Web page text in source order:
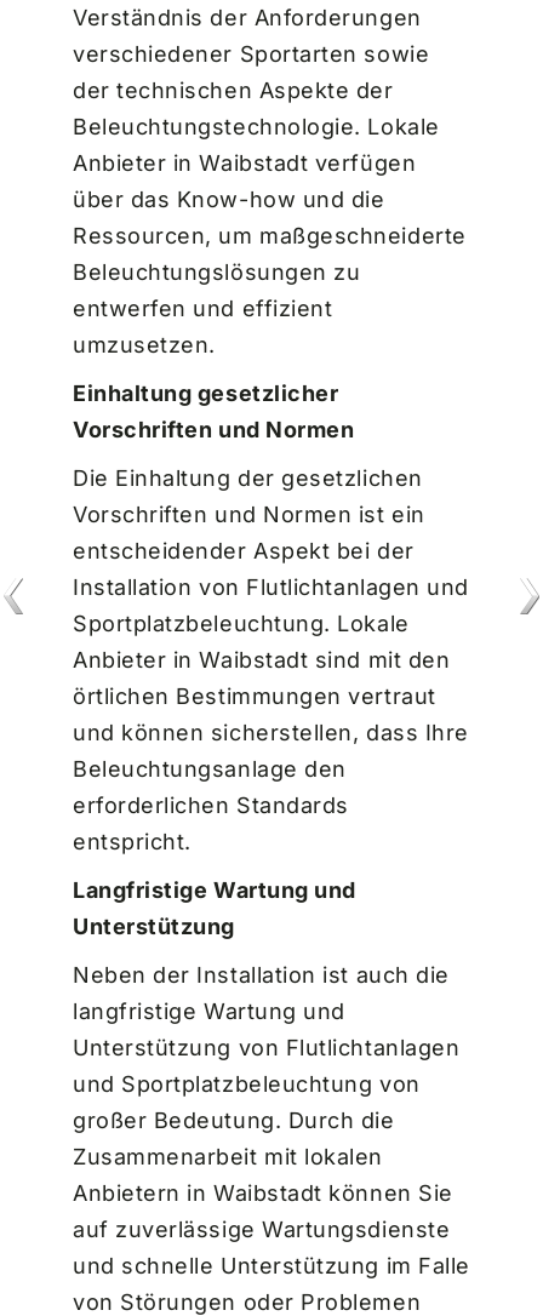
Verständnis der Anforderungen
verschiedener Sportarten sowie
der technischen Aspekte der
Beleuchtungstechnologie. Lokale
Anbieter in Waibstadt verfügen
über das Know-how und die
Ressourcen, um maßgeschneiderte
Beleuchtungslösungen zu
entwerfen und effizient
umzusetzen.
Einhaltung gesetzlicher
Vorschriften und Normen
Die Einhaltung der gesetzlichen
Vorschriften und Normen ist ein
entscheidender Aspekt bei der
Installation von Flutlichtanlagen und
Sportplatzbeleuchtung. Lokale
Anbieter in Waibstadt sind mit den
örtlichen Bestimmungen vertraut
und können sicherstellen, dass Ihre
Beleuchtungsanlage den
erforderlichen Standards
entspricht.
Langfristige Wartung und
Unterstützung
Neben der Installation ist auch die
langfristige Wartung und
Unterstützung von Flutlichtanlagen
und Sportplatzbeleuchtung von
großer Bedeutung. Durch die
Zusammenarbeit mit lokalen
Anbietern in Waibstadt können Sie
auf zuverlässige Wartungsdienste
und schnelle Unterstützung im Falle
von Störungen oder Problemen